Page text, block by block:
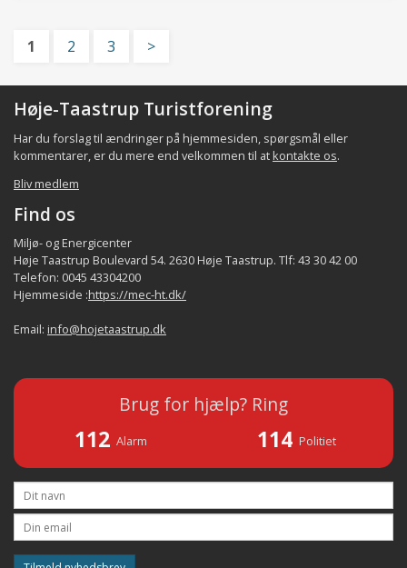
1 2 3 >
Høje-Taastrup Turistforening
Har du forslag til ændringer på hjemmesiden, spørgsmål eller
kommentarer, er du mere end velkommen til at kontakte os.
Bliv medlem
Find os
Miljø- og Energicenter
Høje Taastrup Boulevard 54. 2630 Høje Taastrup. Tlf: 43 30 42 00
Telefon: 0045 43304200
Hjemmeside :https://mec-ht.dk/
Email: info@hojetaastrup.dk
Brug for hjælp? Ring
112 Alarm 114 Politiet